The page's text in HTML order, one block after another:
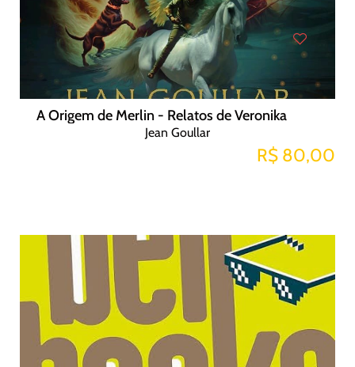
A Origem de Merlin - Relatos de Veronika
Jean Goullar
R$ 80,00